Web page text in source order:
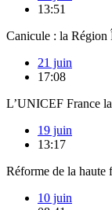
13:51
Canicule : la Région
21 juin
17:08
L’UNICEF France
19 juin
13:17
Réforme de la
10 juin